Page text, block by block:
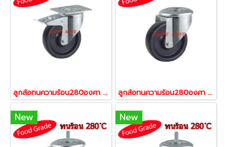
ลูกล้อทนความร้อน280องศา ล้อทนร้อน รับน้ำหนัก 100-300 แป้นเบรก รุ่น BOG ยี่ห้อ TENTE 13438,13445,13452 ลูกล้อทนความร้อน280องศา ล้อทนร้อน รับน้ำหนัก 100-300 รูหมุน รุ่น BOG ยี่ห้อ TENTE13599,13605
New New